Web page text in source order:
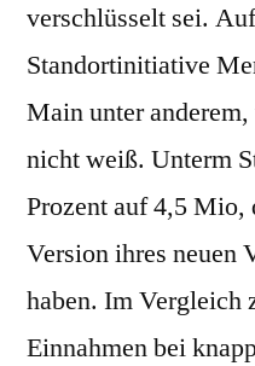
verschlüsselt sei.
Standortinitiative
Main unter
nicht weiß. Unterm
Prozent auf 4,5 Mio,
Version ihres neuen
haben. Im Vergleich
Einnahmen bei